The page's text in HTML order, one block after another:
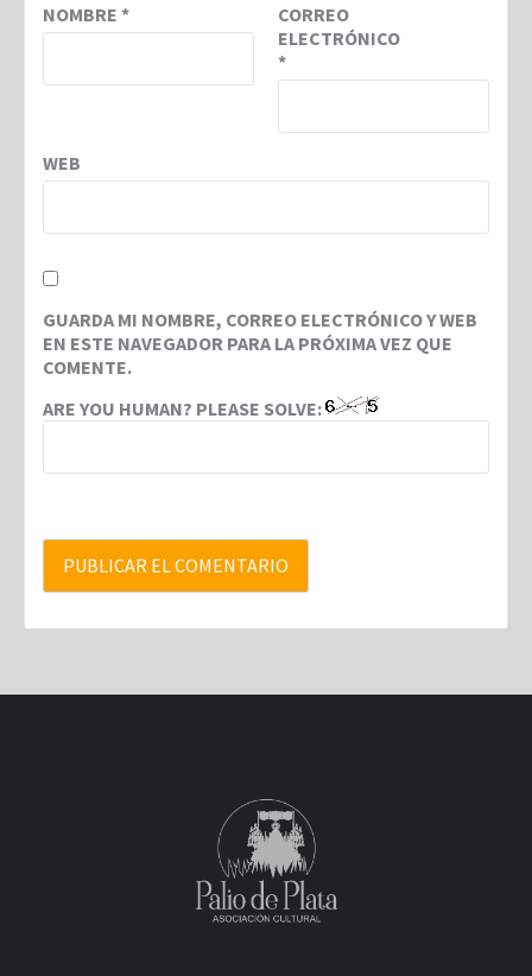
NOMBRE *
CORREO
ELECTRÓNICO
*
WEB
GUARDA MI NOMBRE, CORREO ELECTRÓNICO Y WEB
EN ESTE NAVEGADOR PARA LA PRÓXIMA VEZ QUE
COMENTE.
ARE YOU HUMAN? PLEASE SOLVE: